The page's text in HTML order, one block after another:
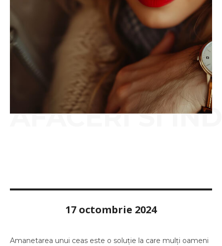
AFACERI SI
17 octombrie 2024
Amanetarea unui ceas este o soluție la care mulți oameni